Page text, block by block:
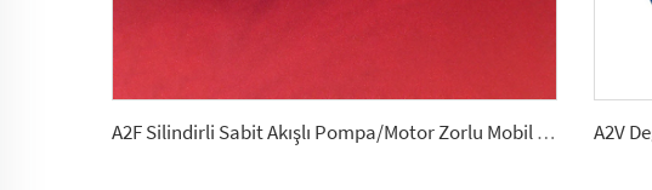
A2F Silindirli Sabit Akışlı Pompa/Motor Zorlu Mobil Hidrolik İçin 2.5, 5, 10, 12, 28